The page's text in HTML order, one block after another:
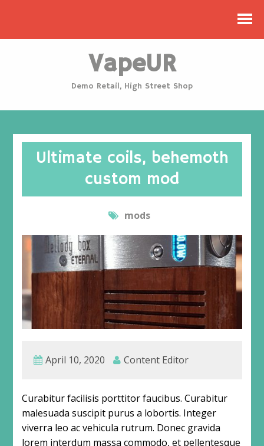
VapeUR
Demo Retail, High Street Shop
Ultimate coils, behemoth
custom mod
mods
April 10, 2020 Content Editor
Curabitur facilisis porttitor faucibus. Curabitur
malesuada suscipit purus a lobortis. Integer
viverra leo ac vehicula rutrum. Donec gravida
lorem interdum massa commodo, et pellentesque